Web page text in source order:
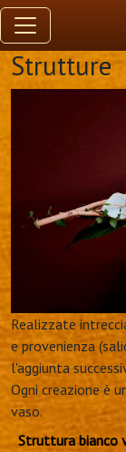
Strutture
Realizzate
e provenienza
l'aggiunta
Ogni creazione è
vaso.
Struttura bianco